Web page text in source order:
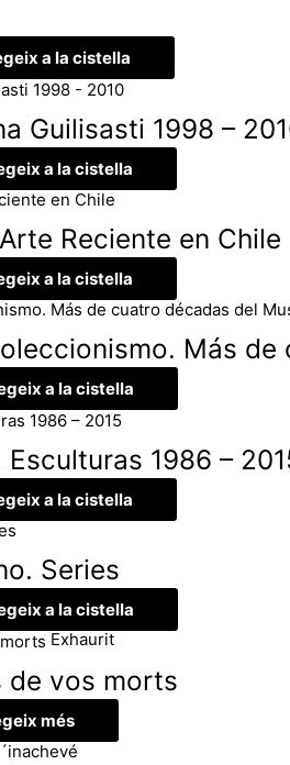
a la cistella
Guilisasti 1998 –
a la cistella
Reciente en Chile
a la cistella
Más
a la cistella
1986 –
a la cistella
Series
a la cistella
Exhaurit
de vos morts
més